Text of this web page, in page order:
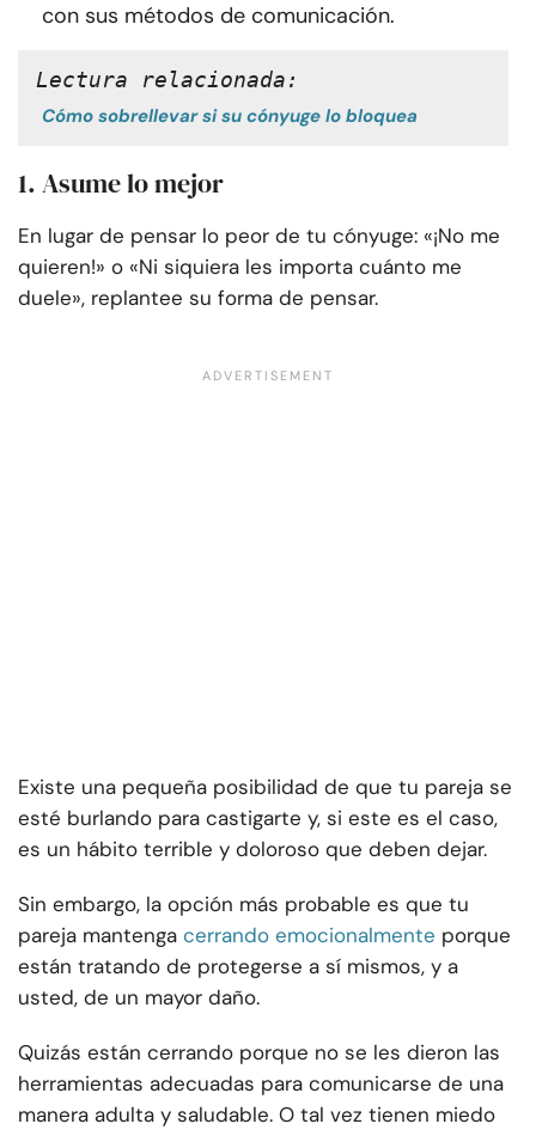
con sus métodos de comunicación.
Lectura relacionada:
Cómo sobrellevar si su cónyuge lo bloquea
1. Asume lo mejor
En lugar de pensar lo peor de tu cónyuge: «¡No me
quieren!» o «Ni siquiera les importa cuánto me
duele», replantee su forma de pensar.
Existe una pequeña posibilidad de que tu pareja se
esté burlando para castigarte y, si este es el caso,
es un hábito terrible y doloroso que deben dejar.
Sin embargo, la opción más probable es que tu
pareja mantenga cerrando emocionalmente porque
están tratando de protegerse a sí mismos, y a
usted, de un mayor daño.
Quizás están cerrando porque no se les dieron las
herramientas adecuadas para comunicarse de una
manera adulta y saludable. O tal vez tienen miedo